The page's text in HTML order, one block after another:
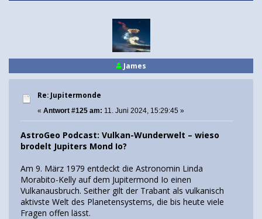
James
Re: Jupitermonde
« Antwort #125 am: 11. Juni 2024, 15:29:45 »
AstroGeo Podcast: Vulkan-Wunderwelt – wieso
brodelt Jupiters Mond Io?
Am 9. März 1979 entdeckt die Astronomin Linda
Morabito-Kelly auf dem Jupitermond Io einen
Vulkanausbruch. Seither gilt der Trabant als vulkanisch
aktivste Welt des Planetensystems, die bis heute viele
Fragen offen lässt.